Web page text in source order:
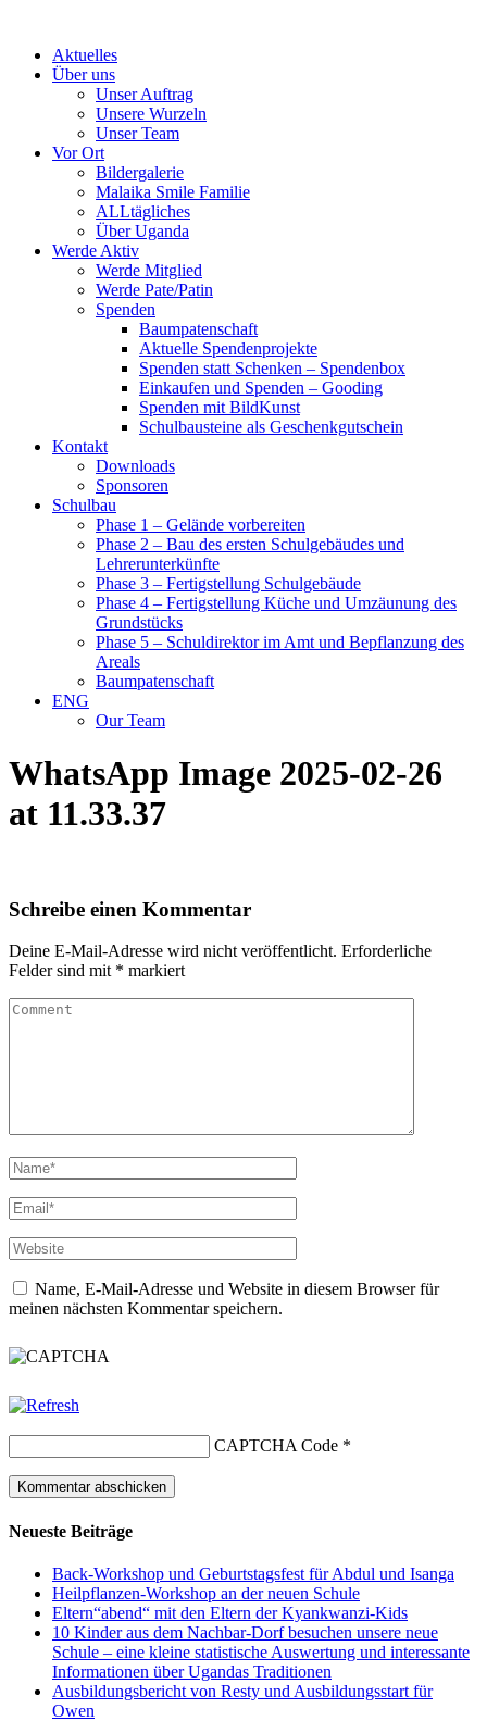
contentAktuelles
Über uns
Unser Auftrag
Unsere Wurzeln
Unser Team
Vor Ort
Bildergalerie
Malaika Smile Familie
ALLtägliches
Über Uganda
Werde Aktiv
Werde Mitglied
Werde Pate/Patin
Spenden
Baumpatenschaft
Aktuelle Spendenprojekte
Spenden statt Schenken – Spendenbox
Einkaufen und Spenden – Gooding
Spenden mit BildKunst
Schulbausteine als Geschenkgutschein
Kontakt
Downloads
Sponsoren
Schulbau
Phase 1 – Gelände vorbereiten
Phase 2 – Bau des ersten Schulgebäudes und
Lehrerunterkünfte
Phase 3 – Fertigstellung Schulgebäude
Phase 4 – Fertigstellung Küche und Umzäunung des
Grundstücks
Phase 5 – Schuldirektor im Amt und Bepflanzung des
Areals
Baumpatenschaft
ENG
Our Team
WhatsApp Image 2025-02-26
at 11.33.37
Schreibe einen Kommentar
Deine E-Mail-Adresse wird nicht veröffentlicht. Erforderliche
Felder sind mit * markiert
Name, E-Mail-Adresse und Website in diesem Browser für
meinen nächsten Kommentar speichern.
CAPTCHA Code *
Neueste Beiträge
Back-Workshop und Geburtstagsfest für Abdul und Isanga
Heilpflanzen-Workshop an der neuen Schule
Eltern“abend“ mit den Eltern der Kyankwanzi-Kids
10 Kinder aus dem Nachbar-Dorf besuchen unsere neue
Schule – eine kleine statistische Auswertung und interessante
Informationen über Ugandas Traditionen
Ausbildungsbericht von Resty und Ausbildungsstart für
Owen